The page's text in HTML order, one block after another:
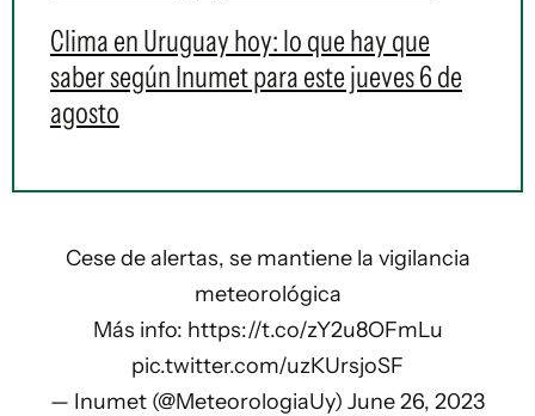
Clima en Uruguay hoy: lo que hay que
saber según Inumet para este jueves 6 de
agosto
Cese de alertas, se mantiene la vigilancia
meteorológica
Más info: https://t.co/zY2u8OFmLu
pic.twitter.com/uzKUrsjoSF
— Inumet (@MeteorologiaUy) June 26, 2023